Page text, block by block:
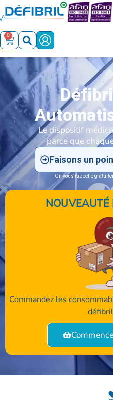
0
Le dispositif
parce que
Faisons un
On vous rappelle
NOUVEAUTÉ
Commandez les